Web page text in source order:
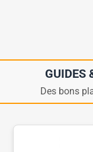
GUIDES
Des bons